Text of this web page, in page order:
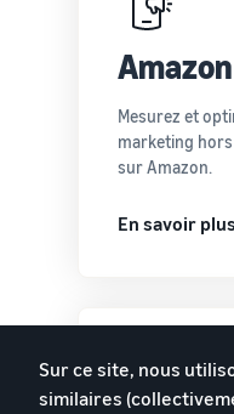
Mesurez et
marketing
sur Amazon.
En savoir plus
Sur ce site, nous
similaires